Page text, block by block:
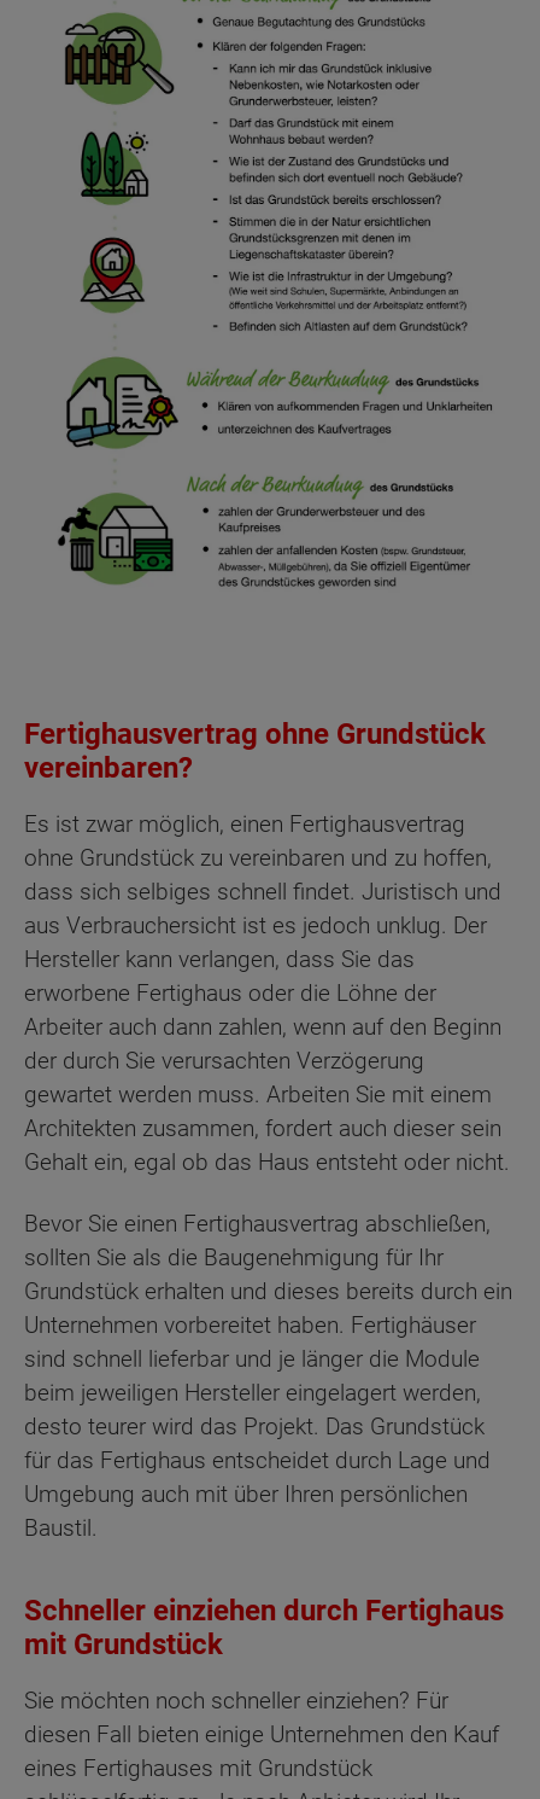
Fertighausvertrag ohne Grundstück
vereinbaren?
Es ist zwar möglich, einen Fertighausvertrag
ohne Grundstück zu vereinbaren und zu hoffen,
dass sich selbiges schnell findet. Juristisch und
aus Verbrauchersicht ist es jedoch unklug. Der
Hersteller kann verlangen, dass Sie das
erworbene Fertighaus oder die Löhne der
Arbeiter auch dann zahlen, wenn auf den Beginn
der durch Sie verursachten Verzögerung
gewartet werden muss. Arbeiten Sie mit einem
Architekten zusammen, fordert auch dieser sein
Gehalt ein, egal ob das Haus entsteht oder nicht.
Bevor Sie einen Fertighausvertrag abschließen,
sollten Sie als die Baugenehmigung für Ihr
Grundstück erhalten und dieses bereits durch ein
Unternehmen vorbereitet haben. Fertighäuser
sind schnell lieferbar und je länger die Module
beim jeweiligen Hersteller eingelagert werden,
desto teurer wird das Projekt. Das Grundstück
für das Fertighaus entscheidet durch Lage und
Umgebung auch mit über Ihren persönlichen
Baustil.
Schneller einziehen durch Fertighaus
mit Grundstück
Sie möchten noch schneller einziehen? Für
diesen Fall bieten einige Unternehmen den Kauf
eines Fertighauses mit Grundstück